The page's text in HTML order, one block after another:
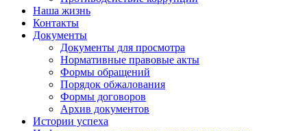
Наша жизнь
Контакты
Документы
Документы для просмотра
Нормативные правовые акты
Формы обращений
Порядок обжалования
Формы договоров
Архив документов
Истории успеха